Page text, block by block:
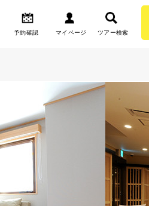
予約確認 マイページ ツアー検索